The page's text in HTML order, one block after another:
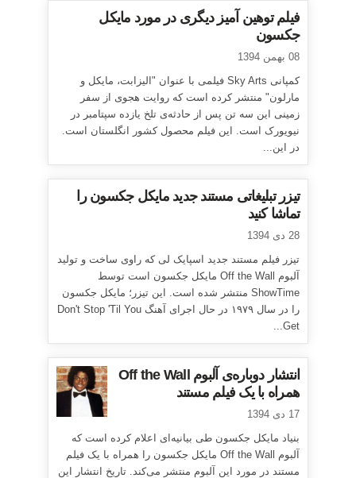
فیلم توهین آمیز دیگری در مورد مایکل
جکسون
08 بهمن 1394
کمپانی Sky Arts فیلمی با عنوان "الیزابت، مایکل و
مارلون" منتشر کرده است که روایت هجوی از سفر
زمینی این سه تن پس از حادثه‌ی تلخ یازده سپتامبر در
نیویورک است. این فیلم محصول کشور انگلستان است.
در این...
تیزر تبلیغاتی مستند جدید مایکل جکسون را
تماشا کنید
28 دی 1394
تیزر فیلم مستند جدید اسپایک لی که راوی ساخت و تولید
آلبوم Off the Wall مایکل جکسون است توسط
ShowTime منتشر شده است. این تیزر؛ مایکل جکسون
را در سال ۱۹۷۹ در حال اجرای آهنگ Don't Stop 'Til You
Get...
انتشار دوباره‌ی آلبوم Off the Wall
همراه با یک فیلم مستند
17 دی 1394
بنیاد مایکل جکسون طی بیانیه‌ای اعلام کرده است که
آلبوم Off the Wall مایکل جکسون را همراه با یک فیلم
مستند در مورد این آلبوم منتشر می‌کند. تاریخ انتشار این